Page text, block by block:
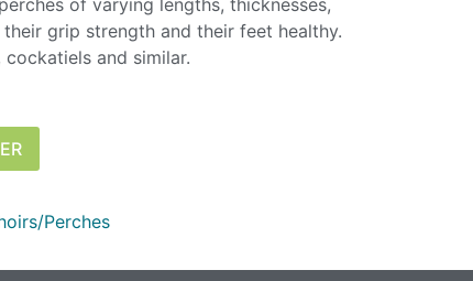
grip strength and their feet healthy.
and similar.
Perches